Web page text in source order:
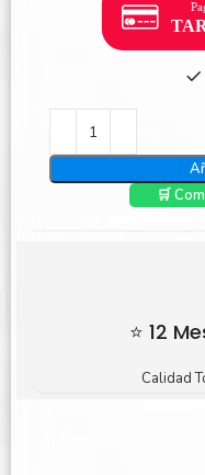
🛒
⭐ 12
Calidad